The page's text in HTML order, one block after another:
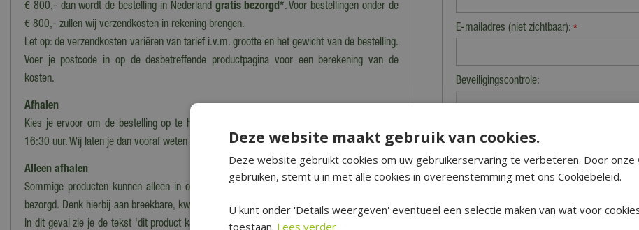
€ 800,- dan wordt de bestelling in Nederland gratis bezorgd*. Voor bestellingen onder de
€ 800,- zullen wij verzendkosten in rekening brengen.
Let op: de verzendkosten variëren van tarief i.v.m. grootte en het gewicht van de bestelling.
Voer je postcode in op de desbetreffende productpagina voor een berekening van de
kosten.
Afhalen
Kies je ervoor om de bestelling op te halen in ons magazijn/onze winkel dan kan dat tot
16:30 uur. Wij laten je dan vooraf weten wanneer en waar de bestelling precies klaarstaat.
Alleen afhalen
Sommige producten kunnen alleen in onze winkel worden afgehaald en worden dus niet
bezorgd. Denk hierbij aan breekbare, kwetsbare, zware of moeilijk te vervoeren producten.
In dit geval zie je de tekst 'dit product kan alleen worden opgehaald, niet verzonden' staan
E-mailadres (niet zichtbaar): *
Beveiligingscontrole:
Deze website maakt gebruik van cookies.
Deze website gebruikt cookies om uw gebruikerservaring te verbeteren. Door
gebruiken, stemt u in met alle cookies in overeenstemming met ons Cookiebeleid.
U kunt onder 'Details weergeven' eventueel een selectie maken van wat voor
toestaan. Lees verder